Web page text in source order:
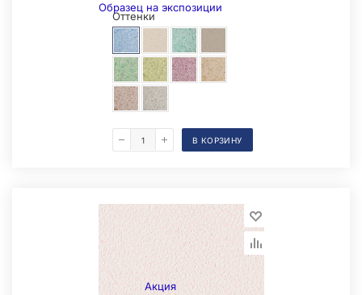
Образец на экспозиции
Оттенки
В КОРЗИНУ
Акция